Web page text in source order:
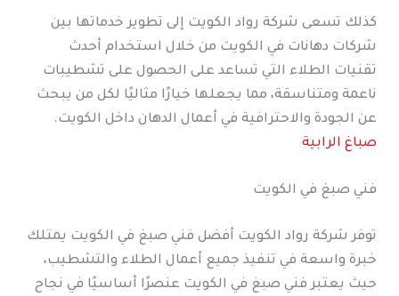
كذلك تسعى شركة رواد الكويت إلى تطوير خدماتها بين
شركات دهانات في الكويت من خلال استخدام أحدث
تقنيات الطلاء التي تساعد على الحصول على تشطيبات
ناعمة ومتناسقة، مما يجعلها خيارًا مثاليًا لكل من يبحث
عن الجودة والاحترافية في أعمال الدهان داخل الكويت.
صباغ الرابية
فني صبغ في الكويت
توفر شركة رواد الكويت أفضل فني صبغ في الكويت يمتلك
خبرة واسعة في تنفيذ جميع أعمال الطلاء والتشطيب،
حيث يعتبر فني صبغ في الكويت عنصرًا أساسيًا في نجاح